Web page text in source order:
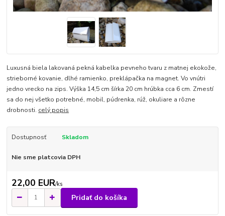
Luxusná biela lakovaná pekná kabelka pevneho tvaru z matnej ekokože,
strieborné kovanie, dlhé ramienko, preklápačka na magnet. Vo vnútri
jedno vrecko na zips. Výška 14,5 cm šírka 20 cm hrúbka cca 6 cm. Zmestí
sa do nej všetko potrebné, mobil, púdrenka, rúž, okuliare a rôzne
drobnosti. celý popis
Dostupnosť Skladom
Nie sme platcovia DPH
22,00 EUR/ks
Pridať do košíka